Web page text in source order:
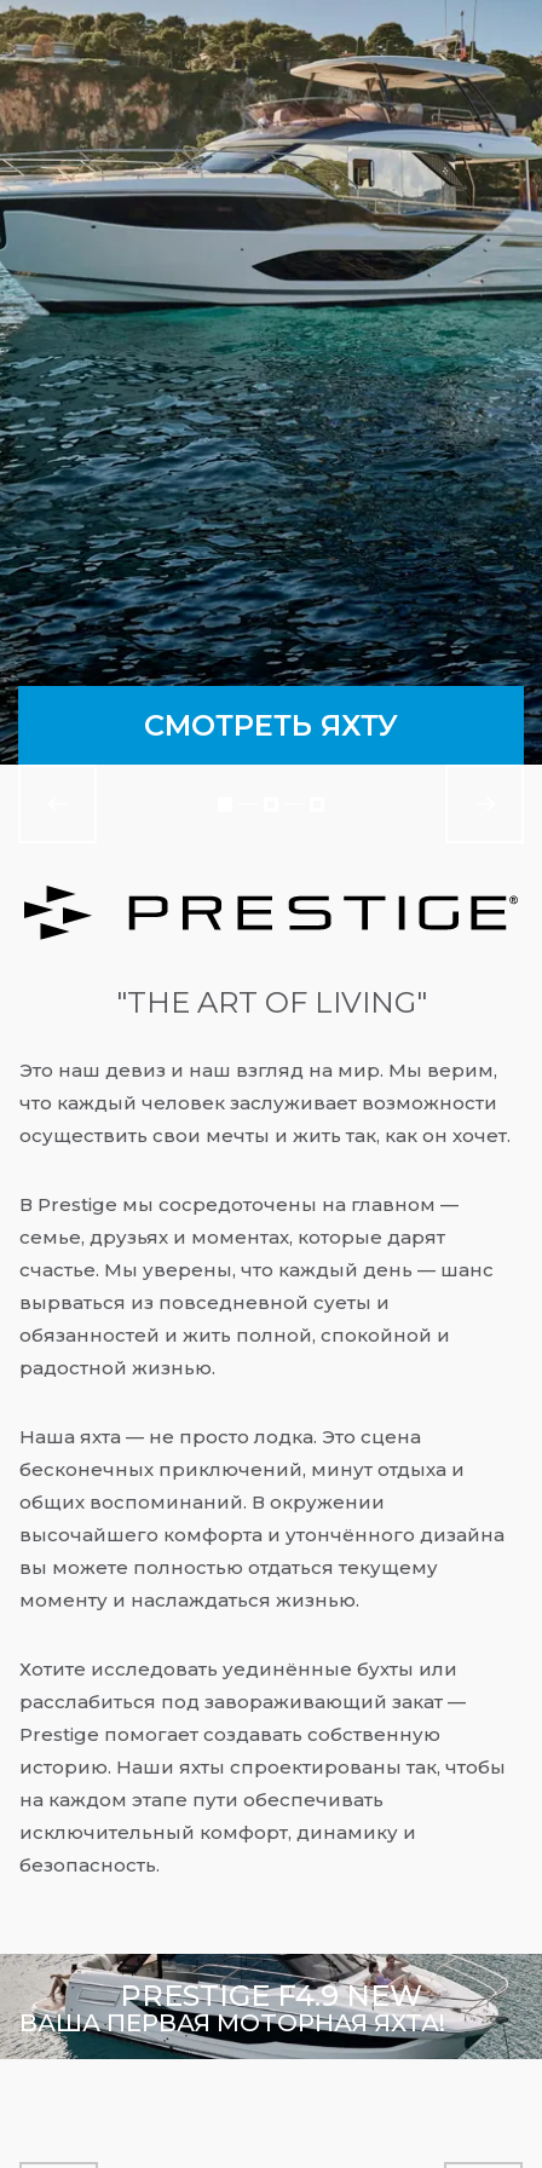
СМОТРЕТЬ ЯХТУ
СМОТРЕТЬ ЯХТУ
СМОТРЕТЬ ЯХТУ
"THE ART OF LIVING"
Это наш девиз и наш взгляд на мир. Мы верим,
что каждый человек заслуживает возможности
осуществить свои мечты и жить так, как он хочет.
В Prestige мы сосредоточены на главном —
семье, друзьях и моментах, которые дарят
счастье. Мы уверены, что каждый день — шанс
вырваться из повседневной суеты и
обязанностей и жить полной, спокойной и
радостной жизнью.
Наша яхта — не просто лодка. Это сцена
бесконечных приключений, минут отдыха и
общих воспоминаний. В окружении
высочайшего комфорта и утончённого дизайна
вы можете полностью отдаться текущему
моменту и наслаждаться жизнью.
Хотите исследовать уединённые бухты или
расслабиться под завораживающий закат —
Prestige помогает создавать собственную
историю. Наши яхты спроектированы так, чтобы
на каждом этапе пути обеспечивать
исключительный комфорт, динамику и
безопасность.
PRESTIGE F4.9 NEW
ВАША ПЕРВАЯ МОТОРНАЯ ЯХТА!
PRESTIGE M48
СТАБИЛЬНОСТЬ. КОМФОРТ.
РОСКОШЬ. НОВЫЙ ВЗГЛЯД НА